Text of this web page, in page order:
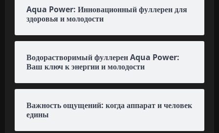
Aqua Power: Инновационный фуллерен для
здоровья и молодости
Водорастворимый фуллерен Aqua Power:
Ваш ключ к энергии и молодости
Важность ощущений: когда аппарат и человек
едины